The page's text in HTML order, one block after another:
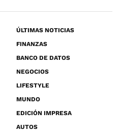
ÚLTIMAS NOTICIAS
FINANZAS
BANCO DE DATOS
NEGOCIOS
LIFESTYLE
MUNDO
EDICIÓN IMPRESA
AUTOS